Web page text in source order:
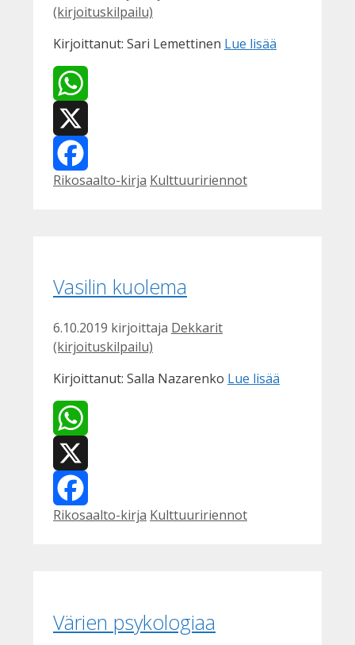
(kirjoituskilpailu)
Kirjoittanut: Sari Lemettinen Lue lisää
WhatsApp
X
Facebook
Kategoriat
Rikosaalto-kirja Avainsanat
Kulttuuririennot
Vasilin kuolema
6.10.2019 kirjoittaja Dekkarit
(kirjoituskilpailu)
Kirjoittanut: Salla Nazarenko Lue lisää
WhatsApp
X
Facebook
Kategoriat
Rikosaalto-kirja Avainsanat
Kulttuuririennot
Värien psykologiaa